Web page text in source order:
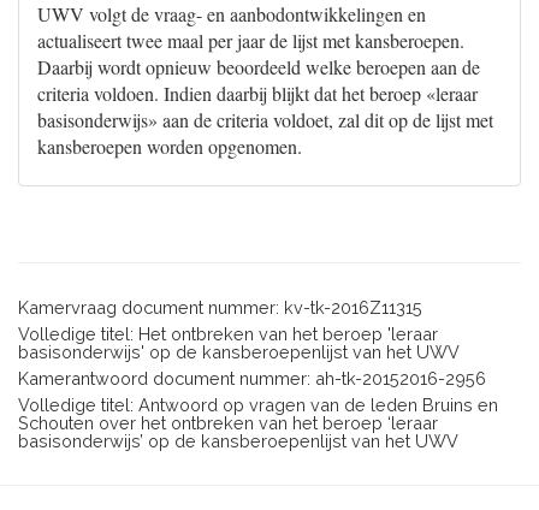
UWV volgt de vraag- en aanbodontwikkelingen en
actualiseert twee maal per jaar de lijst met kansberoepen.
Daarbij wordt opnieuw beoordeeld welke beroepen aan de
criteria voldoen. Indien daarbij blijkt dat het beroep «leraar
basisonderwijs» aan de criteria voldoet, zal dit op de lijst met
kansberoepen worden opgenomen.
Kamervraag document nummer: kv-tk-2016Z11315
Volledige titel: Het ontbreken van het beroep 'leraar
basisonderwijs' op de kansberoepenlijst van het UWV
Kamerantwoord document nummer: ah-tk-20152016-2956
Volledige titel: Antwoord op vragen van de leden Bruins en
Schouten over het ontbreken van het beroep ‘leraar
basisonderwijs’ op de kansberoepenlijst van het UWV